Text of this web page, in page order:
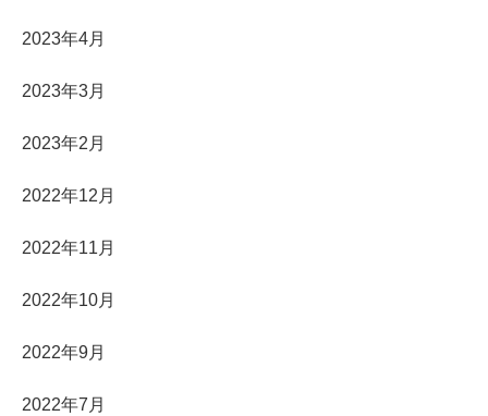
2023年4月
2023年3月
2023年2月
2022年12月
2022年11月
2022年10月
2022年9月
2022年7月